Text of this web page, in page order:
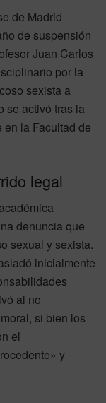
de Madrid
de suspensión
Juan Carlos
por la
sexista a
se activó tras la
la Facultad de
legal
denuncia que
sexual y sexista.
inicialmente
al no
si bien los
el
y